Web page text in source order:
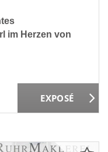
im Herzen von